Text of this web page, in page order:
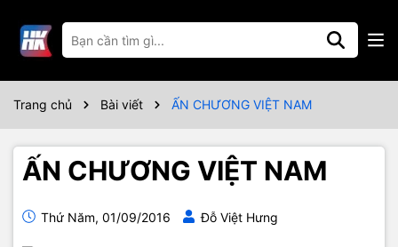
Trang chủ Bài viết ẤN CHƯƠNG VIỆT NAM
ẤN CHƯƠNG VIỆT NAM
Thứ Năm, 01/09/2016 Đỗ Việt Hưng